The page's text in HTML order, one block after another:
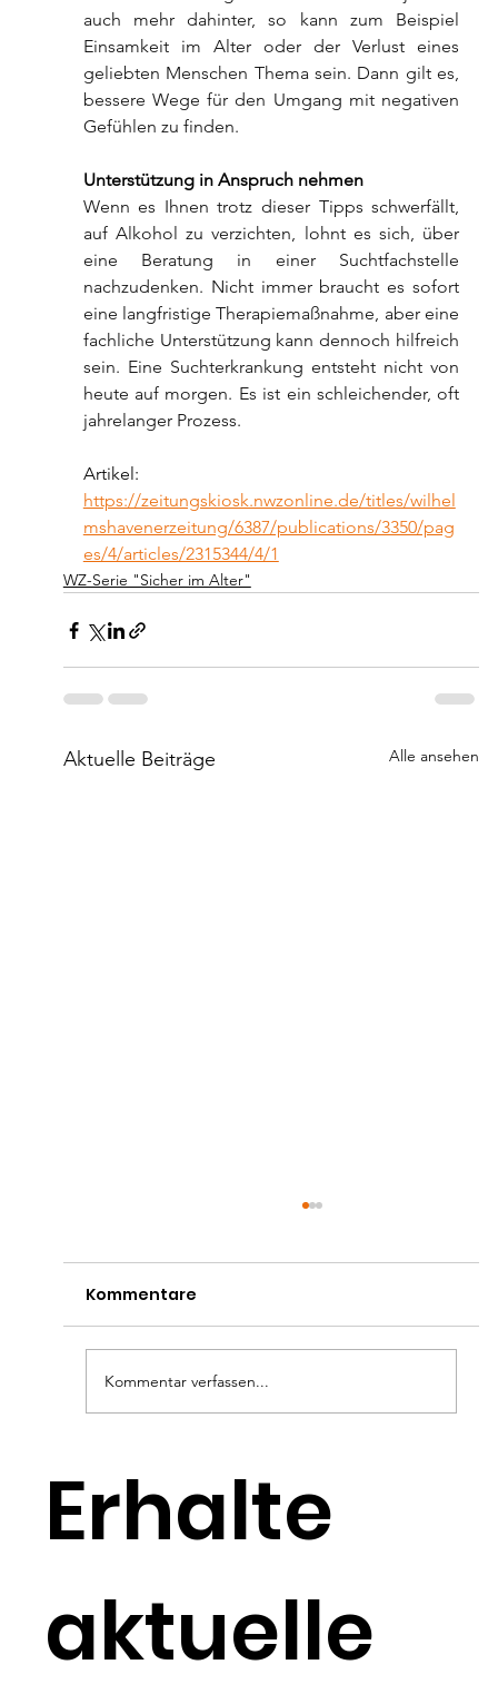
auch mehr dahinter, so kann zum Beispiel
Einsamkeit im Alter oder der Verlust eines
geliebten Menschen Thema sein. Dann gilt es,
bessere Wege für den Umgang mit negativen
Gefühlen zu finden.
Unterstützung in Anspruch nehmen
Wenn es Ihnen trotz dieser Tipps schwerfällt,
auf Alkohol zu verzichten, lohnt es sich, über
eine Beratung in einer Suchtfachstelle
nachzudenken. Nicht immer braucht es sofort
eine langfristige Therapiemaßnahme, aber eine
fachliche Unterstützung kann dennoch hilfreich
sein. Eine Suchterkrankung entsteht nicht von
heute auf morgen. Es ist ein schleichender, oft
jahrelanger Prozess.
https://zeitungskiosk.nwzonline.de/titles/wilhel
mshavenerzeitung/6387/publications/3350/pag
es/4/articles/2315344/4/1
WZ-Serie "Sicher im Alter"
Aktuelle Beiträge Alle ansehen
über Protatakrebs
Kommentare
Kommentar verfassen...
Erhalte
aktuelle